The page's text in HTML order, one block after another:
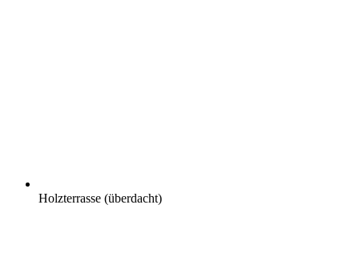
Holzterrasse (überdacht)